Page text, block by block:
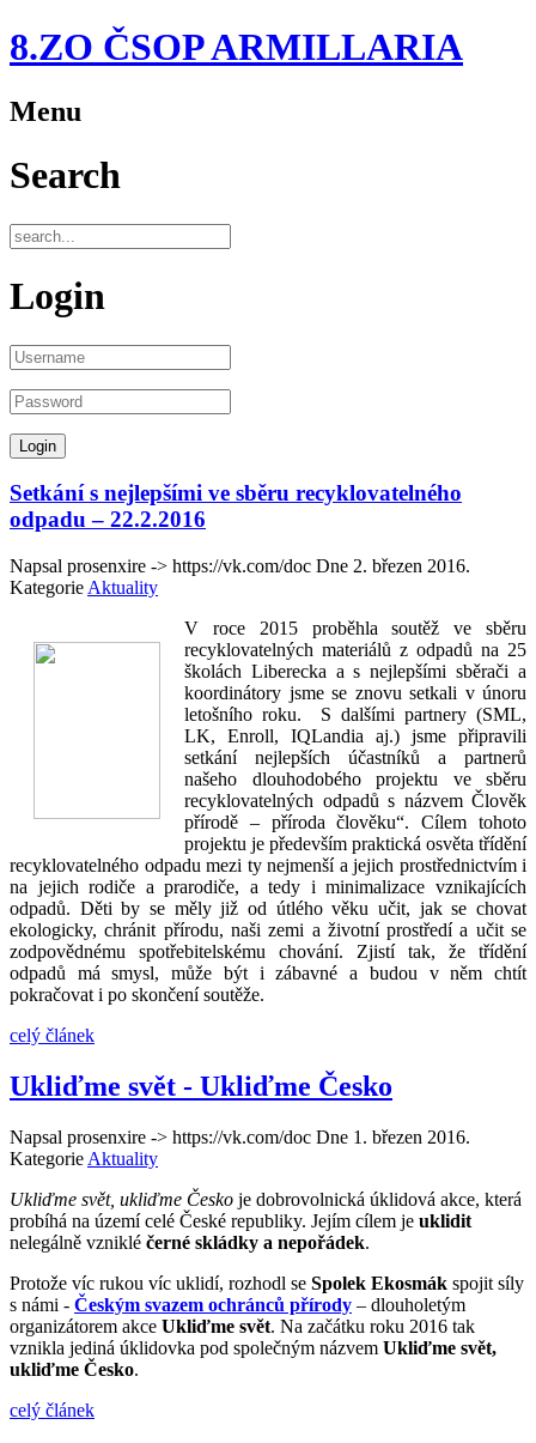
8.ZO ČSOP ARMILLARIA
Menu
Search
Login
Setkání s nejlepšími ve sběru recyklovatelného
odpadu – 22.2.2016
Napsal prosenxire -> https://vk.com/doc Dne 2. březen 2016.
Kategorie Aktuality
V roce 2015 proběhla soutěž ve sběru
recyklovatelných materiálů z odpadů na 25
školách Liberecka a s nejlepšími sběrači a
koordinátory jsme se znovu setkali v únoru
letošního roku. S dalšími partnery (SML,
LK, Enroll, IQLandia aj.) jsme připravili
setkání nejlepších účastníků a partnerů
našeho dlouhodobého projektu ve sběru
recyklovatelných odpadů s názvem Člověk
přírodě – příroda člověku“. Cílem tohoto
projektu je především praktická osvěta třídění
recyklovatelného odpadu mezi ty nejmenší a jejich prostřednictvím i
na jejich rodiče a prarodiče, a tedy i minimalizace vznikajících
odpadů. Děti by se měly již od útlého věku učit, jak se chovat
ekologicky, chránit přírodu, naši zemi a životní prostředí a učit se
zodpovědnému spotřebitelskému chování. Zjistí tak, že třídění
odpadů má smysl, může být i zábavné a budou v něm chtít
pokračovat i po skončení soutěže.
celý článek
Ukliďme svět - Ukliďme Česko
Napsal prosenxire -> https://vk.com/doc Dne 1. březen 2016.
Kategorie Aktuality
Ukliďme svět, ukliďme Česko je dobrovolnická úklidová akce, která
probíhá na území celé České republiky. Jejím cílem je uklidit
nelegálně vzniklé černé skládky a nepořádek.
Protože víc rukou víc uklidí, rozhodl se Spolek Ekosmák spojit síly
s námi - Českým svazem ochránců přírody – dlouholetým
organizátorem akce Ukliďme svět. Na začátku roku 2016 tak
vznikla jediná úklidovka pod společným názvem Ukliďme svět,
ukliďme Česko.
celý článek